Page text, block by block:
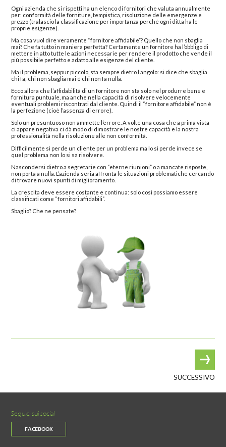
Ogni azienda che si rispetti ha un elenco di fornitori che valuta annualmente
per: conformità delle forniture, tempistica, risoluzione delle emergenze e
prezzo (tralascio la classificazione per importanza perché ogni ditta ha le
proprie esigenze).
Ma cosa vuol dire veramente “fornitore affidabile”? Quello che non sbaglia
mai? Che fa tutto in maniera perfetta? Certamente un fornitore ha l’obbligo di
mettere in atto tutte le azioni necessarie per rendere il prodotto che vende il
più possibile perfetto e adatto alle esigenze del cliente.
Ma il problema, seppur piccolo, sta sempre dietro l’angolo: si dice che sbaglia
chi fa; chi non sbaglia mai è chi non fa nulla.
Ecco allora che l’affidabilità di un fornitore non sta solo nel produrre bene e
fornitura puntuale, ma anche nella capacità di risolvere velocemente
eventuali problemi riscontrati dal cliente. Quindi il “fornitore affidabile” non è
la perfezione (cioè l’assenza di errore).
Solo un presuntuoso non ammette l’errore. A volte una cosa che a prima vista
ci appare negativa ci dà modo di dimostrare le nostre capacità e la nostra
professionalità nella risoluzione alle non conformità.
Difficilmente si perde un cliente per un problema ma lo si perde invece se
quel problema non lo si sa risolvere.
Nascondersi dietro a segretarie con “eterne riunioni” o a mancate risposte,
non porta a nulla. L’azienda seria affronta le situazioni problematiche cercando
di trovare nuovi spunti di miglioramento.
La crescita deve essere costante e continua: solo così possiamo essere
classificati come “fornitori affidabili”.
Sbaglio? Che ne pensate?
SUCCESSIVO
Seguici sui social
FACEBOOK